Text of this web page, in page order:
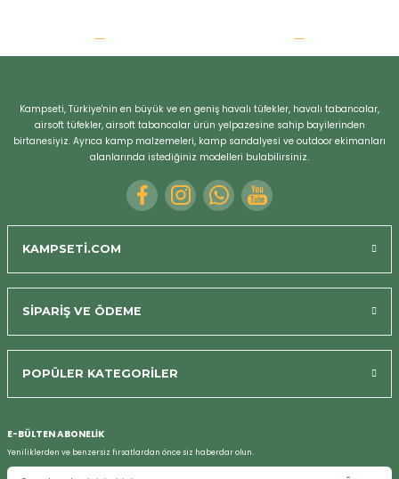
Kampseti, Türkiye'nin en büyük ve en geniş havalı tüfekler, havalı tabancalar,
airsoft tüfekler, airsoft tabancalar ürün yelpazesine sahip bayilerinden
birtanesiyiz. Ayrıca kamp malzemeleri, kamp sandalyesi ve outdoor ekimanları
alanlarında istediğiniz modelleri bulabilirsiniz.
KAMPSETİ.COM
SİPARİŞ VE ÖDEME
POPÜLER KATEGORİLER
E-BÜLTEN ABONELİK
Yeniliklerden ve benzersiz fırsatlardan önce siz haberdar olun.